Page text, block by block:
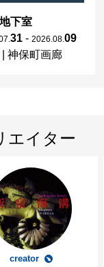
下室
31 - 2026 08 09
神保町画廊
エイター
creator